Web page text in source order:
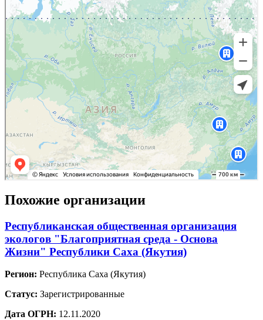
Похожие организации
Республиканская общественная организация
экологов "Благоприятная среда - Основа
Жизни" Республики Саха (Якутия)
Регион: Республика Саха (Якутия)
Статус: Зарегистрированные
Дата ОГРН: 12.11.2020